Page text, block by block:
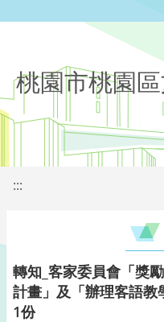
桃園市桃園
:::
轉知_客家委員會「獎
計畫」及「辦理客語
1份